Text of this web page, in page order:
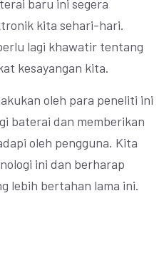
baru ini segera
kita sehari-hari.
lagi khawatir tentang
kesayangan kita.
oleh para peneliti ini
baterai dan memberikan
oleh pengguna. Kita
ini dan berharap
lebih bertahan lama ini.